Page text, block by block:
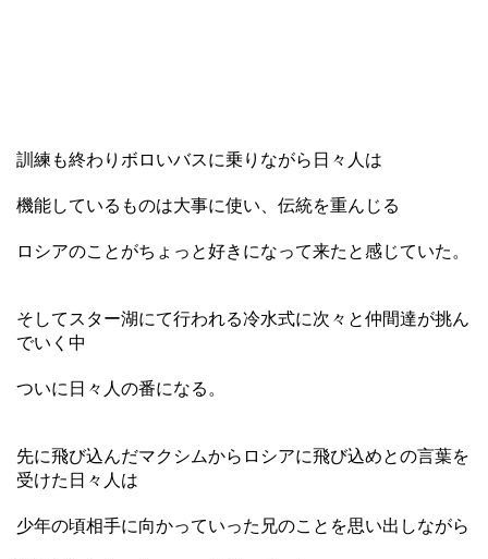
訓練も終わりボロいバスに乗りながら日々人は
機能しているものは大事に使い、伝統を重んじる
ロシアのことがちょっと好きになって来たと感じていた。
そしてスター湖にて行われる冷水式に次々と仲間達が挑ん
でいく中
ついに日々人の番になる。
先に飛び込んだマクシムからロシアに飛び込めとの言葉を
受けた日々人は
少年の頃相手に向かっていった兄のことを思い出しながら